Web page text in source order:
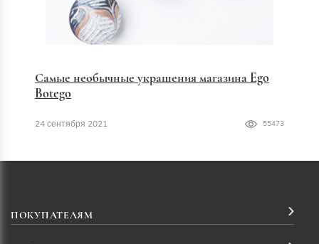
Самые необычные украшения магазина Ego
Botego
24 сентября 2021 55473
ПОКУПАТЕЛЯМ